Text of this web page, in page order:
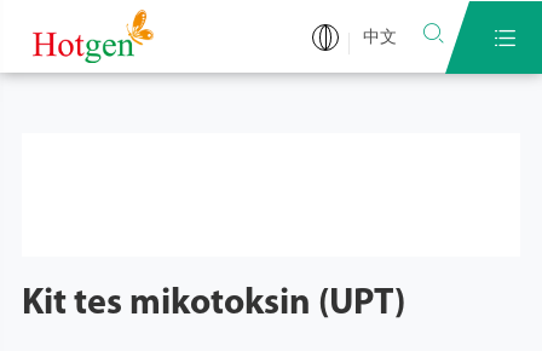
中文  
Kit tes mikotoksin (UPT)